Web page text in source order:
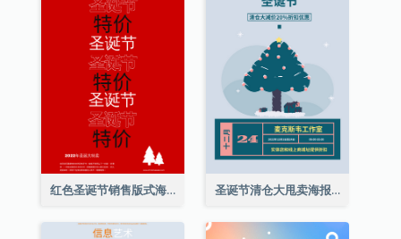
红色圣诞节销售版式海报 圣诞节清仓大甩卖海报